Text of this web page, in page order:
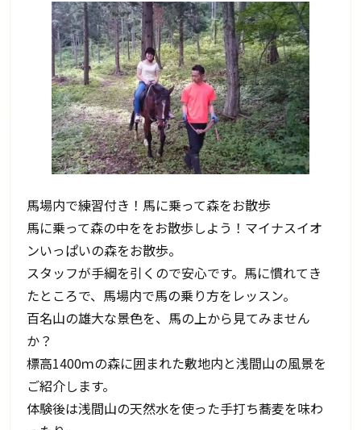
馬場内で練習付き！馬に乗って森をお散歩
馬に乗って森の中ををお散歩しよう！マイナスイオ
ンいっぱいの森をお散歩。
スタッフが手綱を引くので安心です。馬に慣れてき
たところで、馬場内で馬の乗り方をレッスン。
百名山の雄大な景色を、馬の上から見てみません
か？
標高1400ｍの森に囲まれた敷地内と浅間山の風景を
ご紹介します。
体験後は浅間山の天然水を使った手打ち蕎麦を味わ